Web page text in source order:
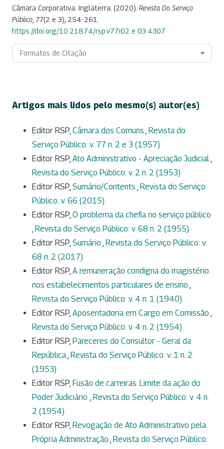
Câmara Corporativa: Inglaterra. (2020). Revista Do Serviço
Público 77(2 e 3), 254-261.
https://doi.org/10.21874/rsp.v77i02 e 03.4307
Formatos de Citação
Artigos mais lidos pelo mesmo(s) autor(es)
Editor RSP, Câmara dos Comuns , Revista do
Serviço Público: v. 77 n. 2 e 3 (1957)
Editor RSP, Ato Administrativo - Apreciação Judicial,
Revista do Serviço Público: v. 2 n. 2 (1953)
Editor RSP, Sumário/Contents , Revista do Serviço
Público: v. 66 (2015)
Editor RSP, O problema da chefia no serviço público
, Revista do Serviço Público: v. 68 n. 2 (1955)
Editor RSP, Sumário , Revista do Serviço Público: v.
68 n. 2 (2017)
Editor RSP, A remuneração condigna do magistério
nos estabelecimentos particulares de ensino ,
Revista do Serviço Público: v. 4 n. 1 (1940)
Editor RSP, Aposentadoria em Cargo em Comissão ,
Revista do Serviço Público: v. 4 n. 2 (1954)
Editor RSP, Pareceres do Consultor - Geral da
República, Revista do Serviço Público: v. 1 n. 2
(1953)
Editor RSP, Fusão de carreiras. Limite da ação do
Poder Judiciário., Revista do Serviço Público: v. 4 n.
2 (1954)
Editor RSP, Revogação de Ato Administrativo pela
Própria Administração , Revista do Serviço Público: